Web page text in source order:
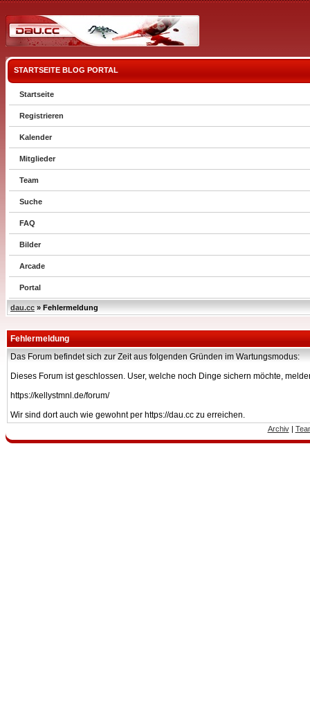
STARTSEITE BLOG PORTAL
Startseite
Registrieren
Kalender
Mitglieder
Team
Suche
FAQ
Bilder
Arcade
Portal
dau.cc » Fehlermeldung
Fehlermeldung
Das Forum befindet sich zur Zeit aus folgenden Gründen im Wartungsmodus:
Dieses Forum ist geschlossen. User, welche noch Dinge sichern möchte,
https://kellystmnl.de/forum/
Wir sind dort auch wie gewohnt per https://dau.cc zu erreichen.
Archiv|